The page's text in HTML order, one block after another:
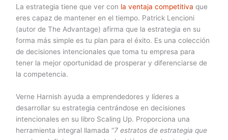
La estrategia tiene que ver con la ventaja competitiva que
eres capaz de mantener en el tiempo. Patrick Lencioni
(autor de The Advantage) afirma que la estrategia en su
forma más simple es tu plan para el éxito. Es una colección
de decisiones intencionales que toma tu empresa para
tener la mejor oportunidad de prosperar y diferenciarse de
la competencia.
Verne Harnish ayuda a emprendedores y líderes a
desarrollar su estrategia centrándose en decisiones
intencionales en su libro Scaling Up. Proporciona una
herramienta integral llamada “7 estratos de estrategia que